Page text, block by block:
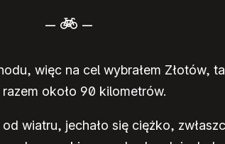
– –
więc na cel wybrałem Złotów,
około 90 kilometrów.
wiatru, jechało się ciężko,